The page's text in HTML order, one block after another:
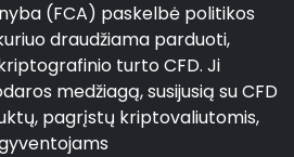
(FCA) paskelbė politikos
draudžiama parduoti,
turto CFD. Ji
medžiagą, susijusią su CFD
pagrįstų kriptovaliutomis,